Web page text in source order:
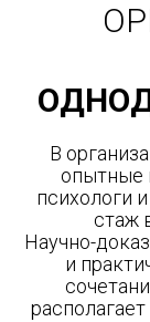
В
опытные
психологи
стаж
Научно-
и